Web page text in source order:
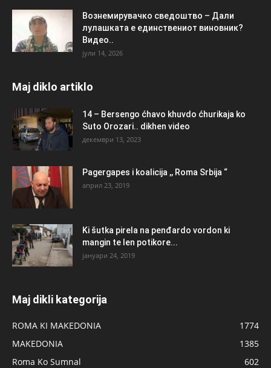
Вознемирувачко сведоштво – Дали
лулашката е единствениот виновник?
Видео..
јули 14, 2026
Maj diklo artiklo
14 – Bersengo ćhavo khuvdo ćhurikaja ko
Suto Orozari.. dikhen video
декември 13, 2023
Pagergapes i koalicija ,, Roma Srbija “
април 23, 2019
Ki šutka pirela na penđardo vordon ki
mangin te len potikore...
јануари 24, 2019
Maj dikli kategorija
ROMA KI MAKEDONIA
1774
MAKEDONIA
1385
Roma Ko Sumnal
602